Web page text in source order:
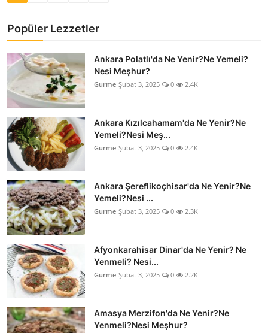
Popüler Lezzetler
Ankara Polatlı'da Ne Yenir?Ne Yemeli?
Nesi Meşhur?
Gurme Şubat 3, 2025 0 2.4K
Ankara Kızılcahamam'da Ne Yenir?Ne
Yemeli?Nesi Meş...
Gurme Şubat 3, 2025 0 2.4K
Ankara Şereflikoçhisar'da Ne Yenir?Ne
Yemeli?Nesi ...
Gurme Şubat 3, 2025 0 2.3K
Afyonkarahisar Dinar'da Ne Yenir? Ne
Yenmeli? Nesi...
Gurme Şubat 3, 2025 0 2.2K
Amasya Merzifon'da Ne Yenir?Ne
Yenmeli?Nesi Meşhur?